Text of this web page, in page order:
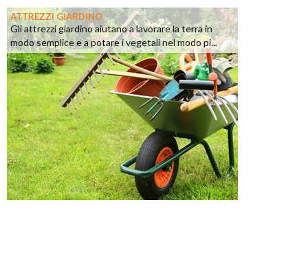
ATTREZZI GIARDINO
Gli attrezzi giardino aiutano a lavorare la terra in
modo semplice e a potare i vegetali nel modo pi...